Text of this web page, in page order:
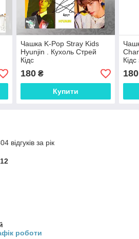
Чашка K-Pop Stray Kids
Hyunjin . Кухоль Стрей
Кідс
180₴
Купити
Кідс
180
відгуків за рік
роботи